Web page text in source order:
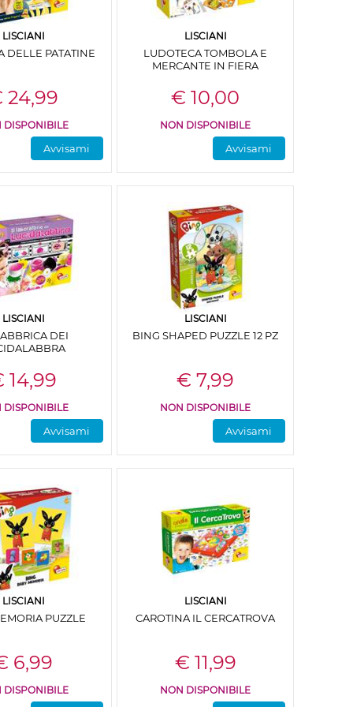
LISCIANI
DELLE PATATINE
24,99
DISPONIBILE
Avvisami
LISCIANI
LUDOTECA TOMBOLA E
MERCANTE IN FIERA
€ 10,00
NON DISPONIBILE
Avvisami
LISCIANI
DEI
14,99
DISPONIBILE
Avvisami
LISCIANI
BING SHAPED PUZZLE 12 PZ
€ 7,99
NON DISPONIBILE
Avvisami
LISCIANI
PUZZLE
6,99
DISPONIBILE
LISCIANI
CAROTINA IL CERCATROVA
€ 11,99
NON DISPONIBILE